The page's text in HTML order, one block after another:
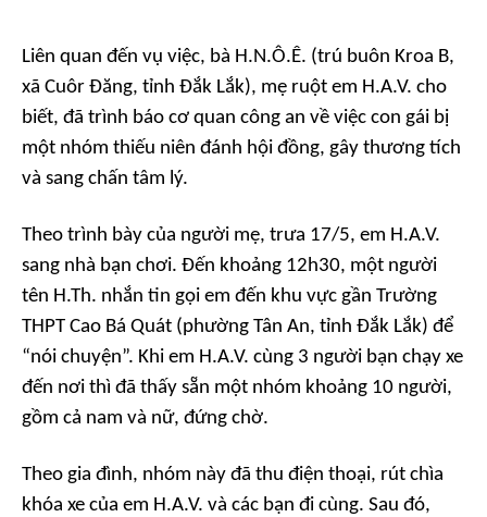
Liên quan đến vụ việc, bà H.N.Ô.Ê. (trú buôn Kroa B,
xã Cuôr Đăng, tỉnh Đắk Lắk), mẹ ruột em H.A.V. cho
biết, đã trình báo cơ quan công an về việc con gái bị
một nhóm thiếu niên đánh hội đồng, gây thương tích
và sang chấn tâm lý.
Theo trình bày của người mẹ, trưa 17/5, em H.A.V.
sang nhà bạn chơi. Đến khoảng 12h30, một người
tên H.Th. nhắn tin gọi em đến khu vực gần Trường
THPT Cao Bá Quát (phường Tân An, tỉnh Đắk Lắk) để
“nói chuyện”. Khi em H.A.V. cùng 3 người bạn chạy xe
đến nơi thì đã thấy sẵn một nhóm khoảng 10 người,
gồm cả nam và nữ, đứng chờ.
Theo gia đình, nhóm này đã thu điện thoại, rút chìa
khóa xe của em H.A.V. và các bạn đi cùng. Sau đó,